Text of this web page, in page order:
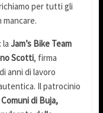
per tutti gli
la Jam’s Bike Team
Scotti, firma
anni di lavoro
Il patrocinio
Comuni di Buja,